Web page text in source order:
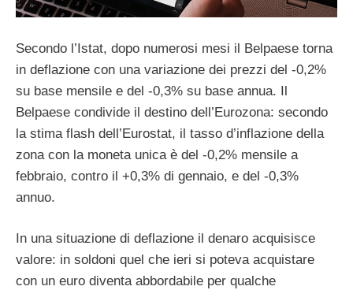
Secondo l’Istat, dopo numerosi mesi il Belpaese torna
in deflazione con una variazione dei prezzi del -0,2%
su base mensile e del -0,3% su base annua. Il
Belpaese condivide il destino dell’Eurozona: secondo
la stima flash dell’Eurostat, il tasso d’inflazione della
zona con la moneta unica è del -0,2% mensile a
febbraio, contro il +0,3% di gennaio, e del -0,3%
annuo.
In una situazione di deflazione il denaro acquisisce
valore: in soldoni quel che ieri si poteva acquistare
con un euro diventa abbordabile per qualche